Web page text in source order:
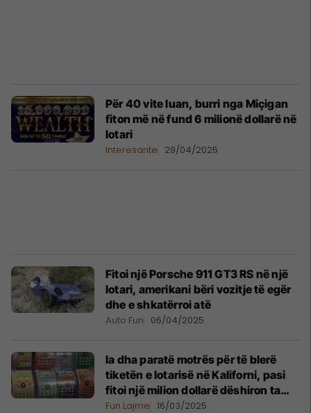
Për 40 vite luan, burri nga Miçigan
fiton më në fund 6 milionë dollarë në
lotari
Interesante 29/04/2025
Fitoi një Porsche 911 GT3 RS në një
lotari, amerikani bëri vozitje të egër
dhe e shkatërroi atë
Auto Fun 06/04/2025
Ia dha paratë motrës për të blerë
tiketën e lotarisë në Kaliforni, pasi
fitoi një milion dollarë dëshiron ta
qerasë vëllain – t’i blejë një veturë të
Fun Lajme 16/03/2025